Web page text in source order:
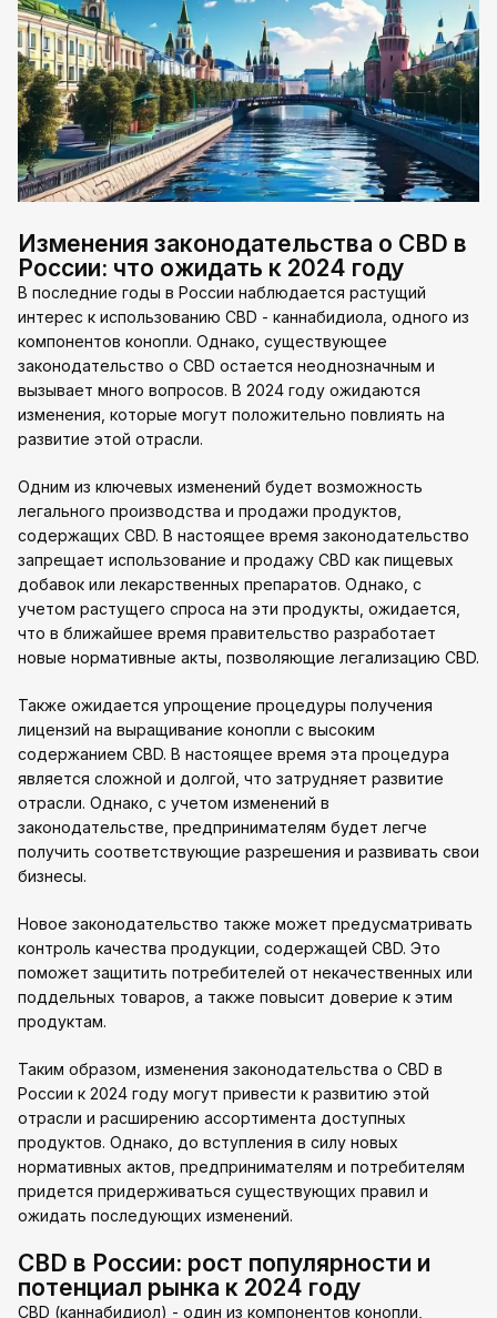
Изменения законодательства о CBD в
России: что ожидать к 2024 году
В последние годы в России наблюдается растущий
интерес к использованию CBD - каннабидиола, одного из
компонентов конопли. Однако, существующее
законодательство о CBD остается неоднозначным и
вызывает много вопросов. В 2024 году ожидаются
изменения, которые могут положительно повлиять на
развитие этой отрасли.
Одним из ключевых изменений будет возможность
легального производства и продажи продуктов,
содержащих CBD. В настоящее время законодательство
запрещает использование и продажу CBD как пищевых
добавок или лекарственных препаратов. Однако, с
учетом растущего спроса на эти продукты, ожидается,
что в ближайшее время правительство разработает
новые нормативные акты, позволяющие легализацию CBD.
Также ожидается упрощение процедуры получения
лицензий на выращивание конопли с высоким
содержанием CBD. В настоящее время эта процедура
является сложной и долгой, что затрудняет развитие
отрасли. Однако, с учетом изменений в
законодательстве, предпринимателям будет легче
получить соответствующие разрешения и развивать свои
бизнесы.
Новое законодательство также может предусматривать
контроль качества продукции, содержащей CBD. Это
поможет защитить потребителей от некачественных или
поддельных товаров, а также повысит доверие к этим
продуктам.
Таким образом, изменения законодательства о CBD в
России к 2024 году могут привести к развитию этой
отрасли и расширению ассортимента доступных
продуктов. Однако, до вступления в силу новых
нормативных актов, предпринимателям и потребителям
придется придерживаться существующих правил и
ожидать последующих изменений.
CBD в России: рост популярности и
потенциал рынка к 2024 году
CBD (каннабидиол) - один из компонентов конопли,